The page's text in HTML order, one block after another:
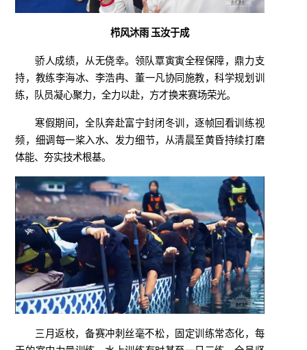
栉风沐雨 玉汝于成
骄人成绩，从无侥幸。领队覃寅寅全程保障，鼎力支
持，教练李海冰、李浩冉、董一凡协同施教，科学规划训
练，队员凝心聚力，全力以赴，方才换来赛场荣光。
寒假期间，全队奔赴富宁封闭冬训，逐帧回看训练视
频，细调每一桨入水、发力细节，从清晨至黄昏持续打磨
体能、夯实技术根基。
三月返校，备赛冲刺丝毫不松，固定训练常态化，每